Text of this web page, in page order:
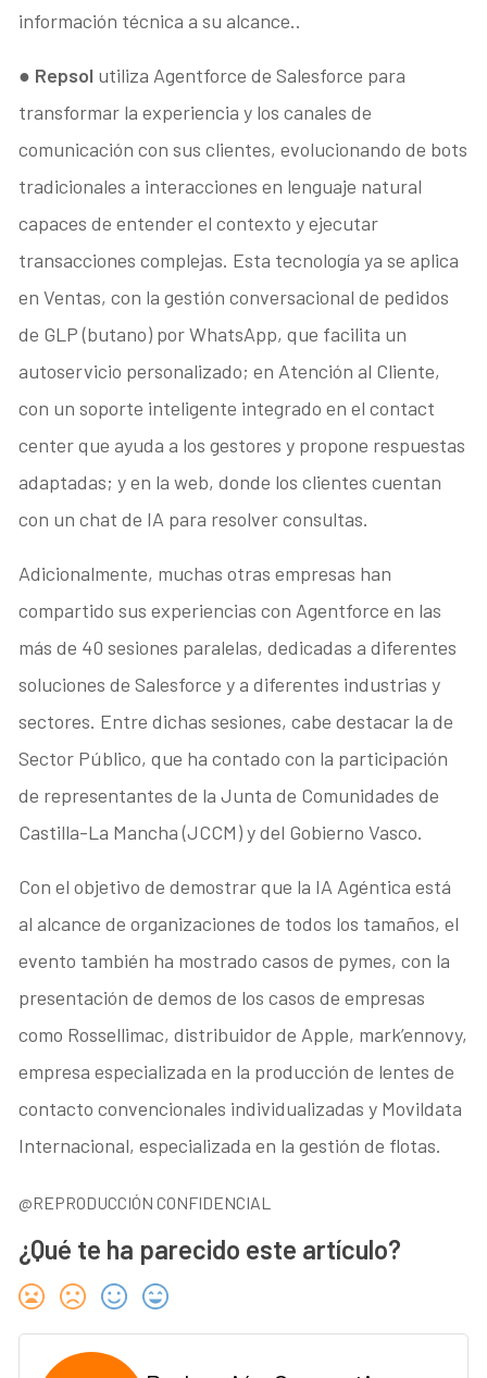
información técnica a su alcance..
● Repsol utiliza Agentforce de Salesforce para
transformar la experiencia y los canales de
comunicación con sus clientes, evolucionando de bots
tradicionales a interacciones en lenguaje natural
capaces de entender el contexto y ejecutar
transacciones complejas. Esta tecnología ya se aplica
en Ventas, con la gestión conversacional de pedidos
de GLP (butano) por WhatsApp, que facilita un
autoservicio personalizado; en Atención al Cliente,
con un soporte inteligente integrado en el contact
center que ayuda a los gestores y propone respuestas
adaptadas; y en la web, donde los clientes cuentan
con un chat de IA para resolver consultas.
Adicionalmente, muchas otras empresas han
compartido sus experiencias con Agentforce en las
más de 40 sesiones paralelas, dedicadas a diferentes
soluciones de Salesforce y a diferentes industrias y
sectores. Entre dichas sesiones, cabe destacar la de
Sector Público, que ha contado con la participación
de representantes de la Junta de Comunidades de
Castilla-La Mancha (JCCM) y del Gobierno Vasco.
Con el objetivo de demostrar que la IA Agéntica está
al alcance de organizaciones de todos los tamaños, el
evento también ha mostrado casos de pymes, con la
presentación de demos de los casos de empresas
como Rossellimac, distribuidor de Apple, mark’ennovy,
empresa especializada en la producción de lentes de
contacto convencionales individualizadas y Movildata
Internacional, especializada en la gestión de flotas.
@REPRODUCCIÓN CONFIDENCIAL
¿Qué te ha parecido este artículo?